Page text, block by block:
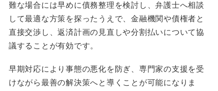
難な場合には早めに債務整理を検討し、弁護士へ相談
して最適な方策を探ったうえで、金融機関や債権者と
直接交渉し、返済計画の見直しや分割払いについて協
議することが有効です。
早期対応により事態の悪化を防ぎ、専門家の支援を受
けながら最善の解決策へと導くことが可能になりま